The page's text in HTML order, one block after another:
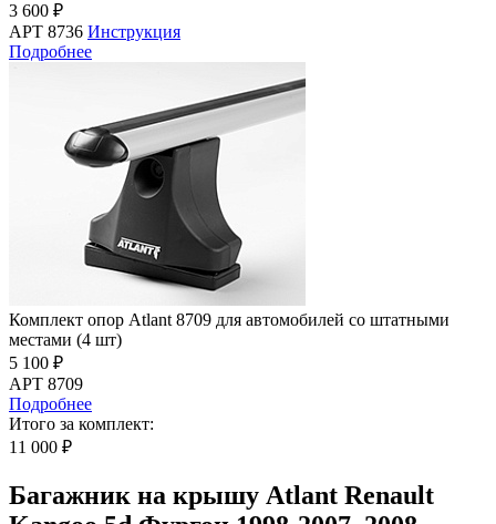
3 600 ₽
АРТ 8736 Инструкция
Подробнее
Комплект опор Atlant 8709 для автомобилей со штатными
местами (4 шт)
5 100 ₽
АРТ 8709
Подробнее
Итого за комплект:
11 000 ₽
Багажник на крышу Atlant Renault